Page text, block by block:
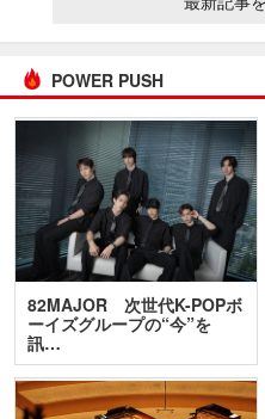
POWER PUSH
82MAJOR 次世代K-POPボ
ーイズグループの“今”を
訊…